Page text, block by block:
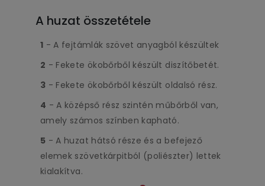
A huzat összetétele
1 - A fejtámlák szövet anyagból készültek
2 - Fekete ökobőrből készült diszítőbetét.
3 - Fekete ökobőrből készült oldalsó rész.
4 - A középső rész szintén műbőrből van,
amely számos színben kapható.
5 - A huzat hátsó része és a befejező
elemek szövetkárpitból (poliészter) lettek
kialakítva.